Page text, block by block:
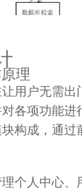
理
用户无需出
各项功能进
构成，通过
个人中心、